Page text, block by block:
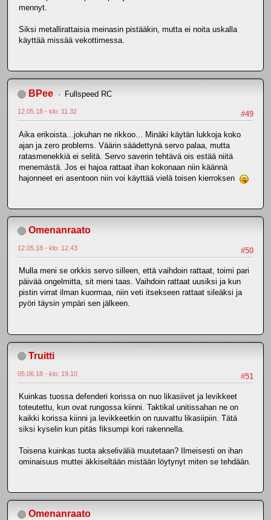
mennyt.
Siksi metallirattaisia meinasin pistääkin, mutta ei noita uskalla
käyttää missää vekottimessa.
BPee Fullspeed RC
#49
12.05.18 - klo: 11.32
Aika erikoista...jokuhan ne rikkoo... Minäki käytän lukkoja koko
ajan ja zero problems. Väärin säädettynä servo palaa, mutta
ratasmenekkiä ei selitä. Servo saverin tehtävä ois estää niitä
menemästä. Jos ei hajoa rattaat ihan kokonaan niin käännä
hajonneet eri asentoon niin voi käyttää vielä toisen kierroksen
Omenanraato
#50
12.05.18 - klo: 12.43
Mulla meni se orkkis servo silleen, että vaihdoin rattaat, toimi pari
päivää ongelmitta, sit meni taas. Vaihdoin rattaat uusiksi ja kun
pistin virrat ilman kuormaa, niin veti itsekseen rattaat sileäksi ja
pyöri täysin ympäri sen jälkeen.
Truitti
#51
05.06.18 - klo: 19.10
Kuinkas tuossa defenderi korissa on nuo likasiivet ja levikkeet
toteutettu, kun ovat rungossa kiinni. Taktikal unitissahan ne on
kaikki korissa kiinni ja levikkeetkin on ruuvattu likasiipiin. Tätä
siksi kyselin kun pitäs fiksumpi kori rakennella.
Toisena kuinkas tuota akseliväliä muutetaan? Ilmeisesti on ihan
ominaisuus muttei äkkiseltään mistään löytynyt miten se tehdään.
Omenanraato